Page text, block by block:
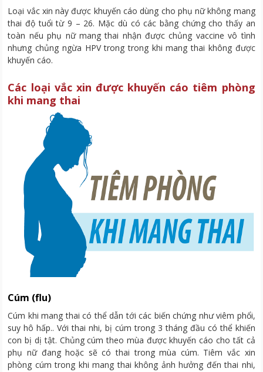
Loại vắc xin này được khuyến cáo dùng cho phụ nữ không mang
thai độ tuổi từ 9 – 26. Mặc dù có các bằng chứng cho thấy an
toàn nếu phụ nữ mang thai nhận được chủng vaccine vô tình
nhưng chủng ngừa HPV trong trong khi mang thai không được
khuyến cáo.
Các loại vắc xin được khuyến cáo tiêm phòng
khi mang thai
Cúm (flu)
Cúm khi mang thai có thể dẫn tới các biến chứng như viêm phổi,
suy hô hấp.. Với thai nhi, bị cúm trong 3 tháng đầu có thể khiến
con bị dị tật. Chủng cúm theo mùa được khuyến cáo cho tất cả
phụ nữ đang hoặc sẽ có thai trong mùa cúm. Tiêm vắc xin
phòng cúm trong khi mang thai không ảnh hưởng đến thai nhi,